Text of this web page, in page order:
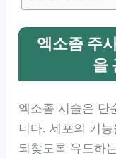
엑소좀 주
을
엑소좀 시술은 단
니다. 세포의 기
되찾도록 유도하